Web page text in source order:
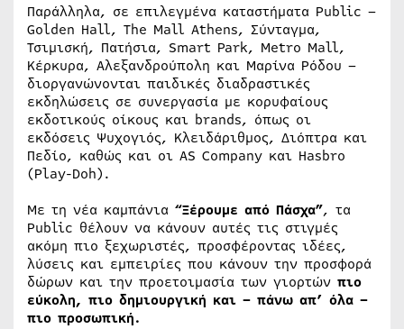
Παράλληλα, σε επιλεγμένα καταστήματα Public –
Golden Hall, The Mall Athens, Σύνταγμα,
Τσιμισκή, Πατήσια, Smart Park, Metro Mall,
Κέρκυρα, Αλεξανδρούπολη και Μαρίνα Ρόδου –
διοργανώνονται παιδικές διαδραστικές
εκδηλώσεις σε συνεργασία με κορυφαίους
εκδοτικούς οίκους και brands, όπως οι
εκδόσεις Ψυχογιός, Κλειδάριθμος, Διόπτρα και
Πεδίο, καθώς και οι AS Company και Hasbro
(Play-Doh).
Με τη νέα καμπάνια “Ξέρουμε από Πάσχα”, τα
Public θέλουν να κάνουν αυτές τις στιγμές
ακόμη πιο ξεχωριστές, προσφέροντας ιδέες,
λύσεις και εμπειρίες που κάνουν την προσφορά
δώρων και την προετοιμασία των γιορτών πιο
εύκολη, πιο δημιουργική και – πάνω απ’ όλα –
πιο προσωπική.